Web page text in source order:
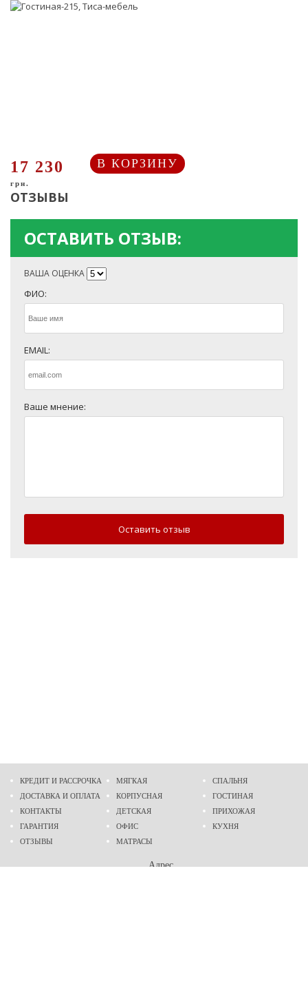
17 230
грн.
В КОРЗИНУ
ОТЗЫВЫ
ОСТАВИТЬ ОТЗЫВ:
ВАША ОЦЕНКА
ФИО:
EMAIL:
Ваше мнение:
Оставить отзыв
КРЕДИТ И РАССРОЧКА
ДОСТАВКА И ОПЛАТА
КОНТАКТЫ
ГАРАНТИЯ
ОТЗЫВЫ
МЯГКАЯ
КОРПУСНАЯ
ДЕТСКАЯ
ОФИС
МАТРАСЫ
СПАЛЬНЯ
ГОСТИНАЯ
ПРИХОЖАЯ
КУХНЯ
Адрес